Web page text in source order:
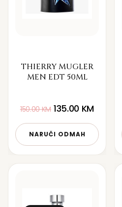
THIERRY MUGLER
MEN EDT 50ML
150.00KM 135.00 KM
NARUČI ODMAH